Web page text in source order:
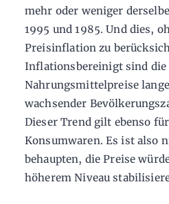
mehr oder weniger
1995 und 1985. Und dies,
Preisinflation zu
Inflationsbereinigt sind die
Nahrungsmittelpreise
wachsender
Dieser Trend gilt ebenso
Konsumwaren. Es ist also
behaupten, die Preise
höherem Niveau